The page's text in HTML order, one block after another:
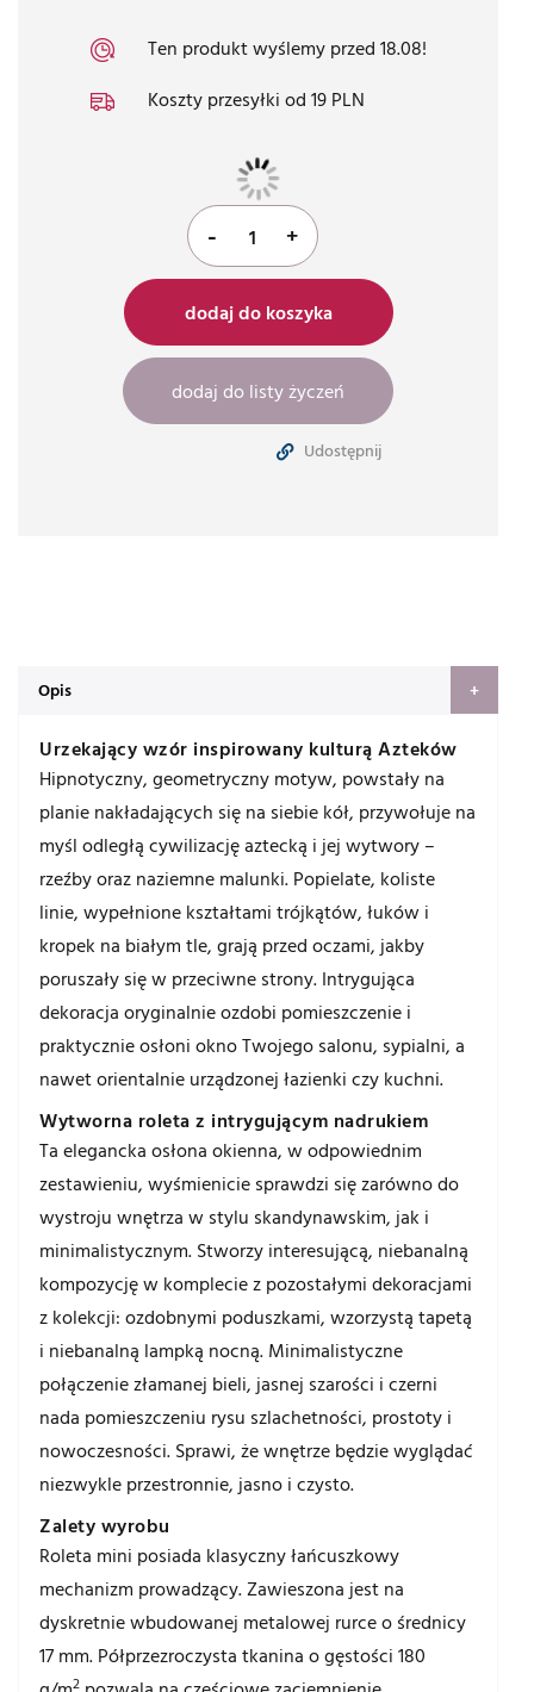
Ten produkt wyślemy przed 18.08!
Koszty przesyłki od 19 PLN
116,00 zł
- +
dodaj do koszyka
dodaj do listy życzeń
Udostępnij
Opis
Urzekający wzór inspirowany kulturą Azteków
Hipnotyczny, geometryczny motyw, powstały na
planie nakładających się na siebie kół, przywołuje na
myśl odległą cywilizację aztecką i jej wytwory –
rzeźby oraz naziemne malunki. Popielate, koliste
linie, wypełnione kształtami trójkątów, łuków i
kropek na białym tle, grają przed oczami, jakby
poruszały się w przeciwne strony. Intrygująca
dekoracja oryginalnie ozdobi pomieszczenie i
praktycznie osłoni okno Twojego salonu, sypialni, a
nawet orientalnie urządzonej łazienki czy kuchni.
Wytworna roleta z intrygującym nadrukiem
Ta elegancka osłona okienna, w odpowiednim
zestawieniu, wyśmienicie sprawdzi się zarówno do
wystroju wnętrza w stylu skandynawskim, jak i
minimalistycznym. Stworzy interesującą, niebanalną
kompozycję w komplecie z pozostałymi dekoracjami
z kolekcji: ozdobnymi poduszkami, wzorzystą tapetą
i niebanalną lampką nocną. Minimalistyczne
połączenie złamanej bieli, jasnej szarości i czerni
nada pomieszczeniu rysu szlachetności, prostoty i
nowoczesności. Sprawi, że wnętrze będzie wyglądać
niezwykle przestronnie, jasno i czysto.
Zalety wyrobu
Roleta mini posiada klasyczny łańcuszkowy
mechanizm prowadzący. Zawieszona jest na
dyskretnie wbudowanej metalowej rurce o średnicy
17 mm. Półprzezroczysta tkanina o gęstości 180
2